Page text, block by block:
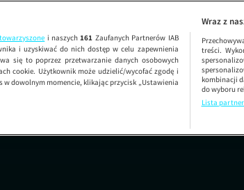
i naszych161 Zaufanych Partnerów IAB
i uzyskiwać do nich dostęp w celu zapewnienia
się to poprzez przetwarzanie danych osobowych
cookie. Użytkownik może udzielić/wycofać zgodę i
dowolnym momencie, klikając przycisk „Ustawienia
Wraz z
treści.
kombinacji
do wyboru
Lista